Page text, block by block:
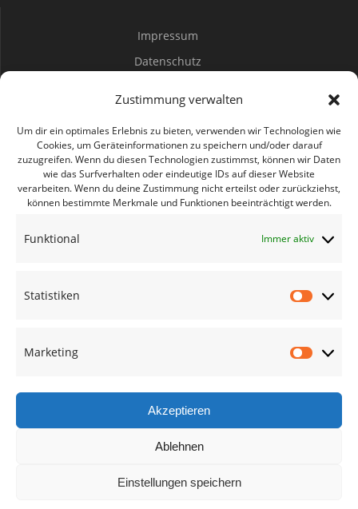
Zustimmung verwalten
Um dir ein optimales Erlebnis zu bieten, verwenden wir Technologien wie
Cookies, um Geräteinformationen zu speichern und/oder darauf
zuzugreifen. Wenn du diesen Technologien zustimmst, können wir Daten
wie das Surfverhalten oder eindeutige IDs auf dieser Website
verarbeiten. Wenn du deine Zustimmung nicht erteilst oder zurückziehst,
können bestimmte Merkmale und Funktionen beeinträchtigt werden.
Funktional Immer aktiv
Statistiken
Marketing
Akzeptieren
Ablehnen
Einstellungen speichern
Impressum
Datenschutz
Mitwirken
Bürgerbüro Coswig
Bürgerbüro Lommatzsch
Mitglied werden
Kreisverband Meißen